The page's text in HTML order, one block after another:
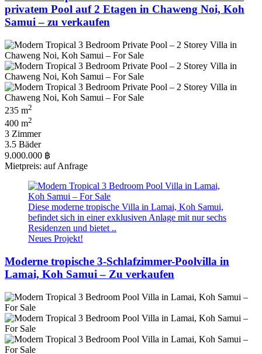
privatem Pool auf 2 Etagen in Chaweng Noi, Koh
Samui – zu verkaufen
235 m2
400 m2
3 Zimmer
3.5 Bäder
9.000.000 ฿
Mietpreis: auf Anfrage
Diese moderne tropische Villa in Lamai, Koh Samui,
befindet sich in einer exklusiven Anlage mit nur sechs
Residenzen und bietet ..
Neues Projekt!
Moderne tropische 3-Schlafzimmer-Poolvilla in
Lamai, Koh Samui – Zu verkaufen